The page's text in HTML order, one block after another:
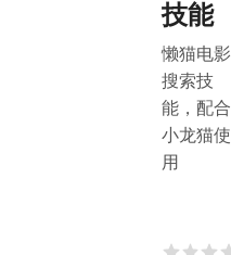
技能
懒猫电影
搜索技
能，配合
小龙猫使
用